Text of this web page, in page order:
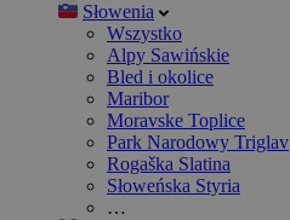
Słowenia
Wszystko
Alpy Sawińskie
Bled i okolice
Maribor
Moravske Toplice
Park Narodowy Triglav
Rogaška Slatina
Słoweńska Styria
…